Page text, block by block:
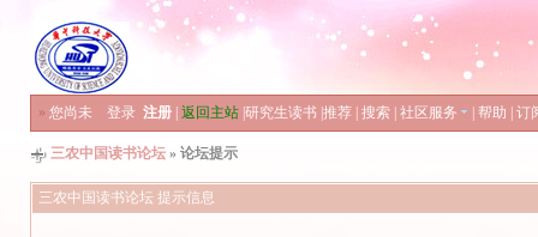
» 您尚未 登录 注册 返回主站 研究生读书 推荐 搜索 社区服务 帮助 订
三农中国读书论坛 » 论坛提示
三农中国读书论坛 提示信息